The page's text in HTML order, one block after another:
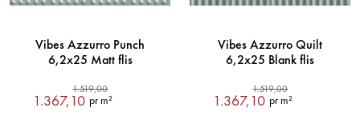
Vibes Azzurro Punch
6,2x25 Matt flis
1.519,00
1.367,10 pr m²
Vibes Azzurro Quilt
6,2x25 Blank flis
1.519,00
1.367,10 pr m²